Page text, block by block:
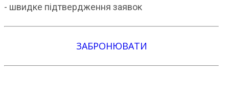
- швидке підтвердження заявок
ЗАБРОНЮВАТИ